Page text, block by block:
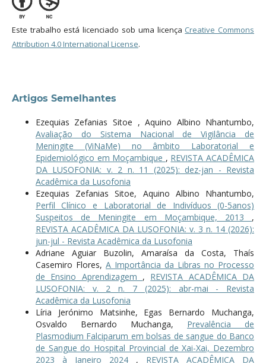
Este trabalho está licenciado sob uma licença Creative Commons
Attribution 4.0 International License.
Artigos Semelhantes
Ezequias Zefanias Sitoe , Aquino Albino Nhantumbo,
Avaliação do Sistema Nacional de Vigilância de
Meningite (ViNaMe) no âmbito Laboratorial e
Epidemiológico em Moçambique , REVISTA ACADÊMICA
DA LUSOFONIA: v. 2 n. 11 (2025): dez-jan - Revista
Acadêmica da Lusofonia
Ezequias Zefanias Sitoe, Aquino Albino Nhantumbo,
Perfil Clínico e Laboratorial de Indivíduos (0-5anos)
Suspeitos de Meningite em Moçambique, 2013 ,
REVISTA ACADÊMICA DA LUSOFONIA: v. 3 n. 14 (2026):
jun-jul - Revista Acadêmica da Lusofonia
Adriane Aguiar Buzolin, Amaraísa da Costa, Thaís
Casemiro Flores, A Importância da Libras no Processo
de Ensino Aprendizagem , REVISTA ACADÊMICA DA
LUSOFONIA: v. 2 n. 7 (2025): abr-mai - Revista
Acadêmica da Lusofonia
Líria Jerónimo Matsinhe, Egas Bernardo Muchanga,
Osvaldo Bernardo Muchanga, Prevalência de
Plasmodium Falciparum em bolsas de sangue do Banco
de Sangue do Hospital Provincial de Xai-Xai, Dezembro
2023 à Janeiro 2024 , REVISTA ACADÊMICA DA